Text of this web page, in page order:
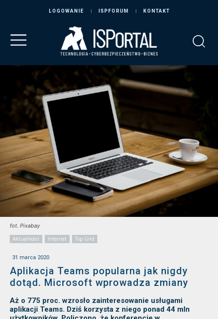
LOGOWANIE ISPFORUM KONTAKT
fot. Pixabay
Aktualności
Internet Top Grid
31 marca 2020
Aplikacja Teams popularna jak nigdy
dotąd. Microsoft wprowadza zmiany
Aż o 775 proc. wzrosło zainteresowanie usługami
aplikacji Teams. Dziś korzysta z niego ponad 44 mln